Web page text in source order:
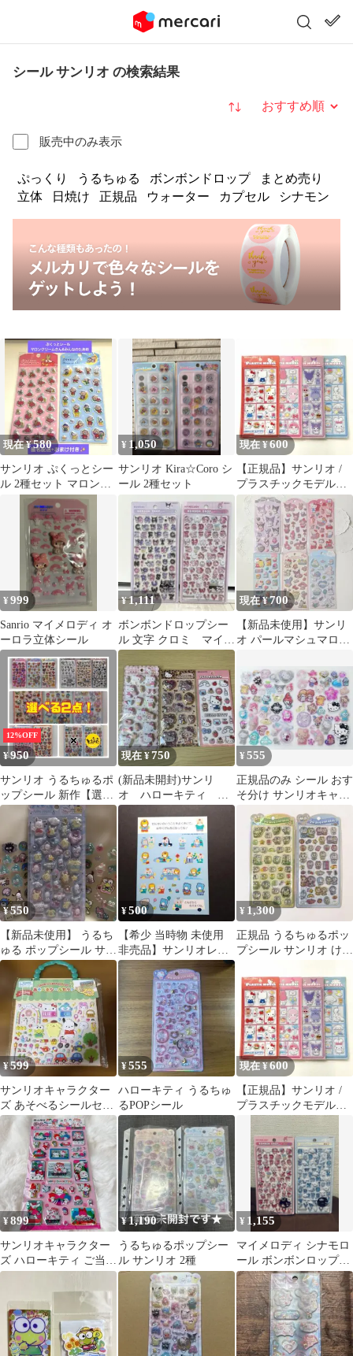
シール サンリオ の検索結果
販売中のみ表示
並び替え
ぷっくり うるちゅる ボンボンドロップ
まとめ売り
立体
日焼け 正規品 ウォーター カプセル シナモン
現在 ¥580
サンリオ ぷくっとシー
ル 2種セット マロンク
リーム たあ坊
¥ 1,050
サンリオ Kira☆Coro シ
ール 2種セット
現在 ¥ 600
【正規品】サンリオ /
プラスチックモデル風
シール / 4種類セット
¥999
Sanrio マイメロディ オ
ーロラ立体シール
¥1,111
ボンボンドロップシー
ル 文字 クロミ マイメ
ロ サンリオ もじ
moji
現在 ¥700
【新品未使用】サンリ
オ パールマシュマロシ
品 Sanrio
12%OFF
¥950
サンリオ うるちゅるポ
ップシール 新作【選べ
る2点 まとめ売り】
現在 ¥750
(新品未開封)サンリ
オ ハローキティ シ
ール3枚セット
¥555
正規品のみ シール おす
そ分け サンリオキャラ
¥550
【新品未使用】 うるち
ゅる ポップシール サン
リオキャラクターズ お
まけ付き
¥500
【希少 当時物 未使用
非売品】サンリオレト
ロシール
¥ 1,300
正規品 うるちゅるポッ
プシール サンリオ けろ
2枚
¥599
サンリオキャラクター
ズ あそべるシールセッ
ト
¥555
ハローキティ うるちゅ
るPOPシール
現在 ¥ 600
【正規品】サンリオ /
プラスチックモデル風
¥899
サンリオキャラクター
ズ ハローキティ ご当地
岡山限定 ぷっくりシー
¥1,190
うるちゅるポップシー
ル サンリオ 2種
¥ 1,155
マイメロディ シナモロ
ール ボンボンロップシ
ール もじ 2種セット
サンリオ文字